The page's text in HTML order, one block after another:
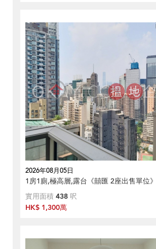
2026年08月05日
1房1廁,極高層,露台《囍匯 2座出售單位》
實用面積 438 呎
HK$ 1,300萬